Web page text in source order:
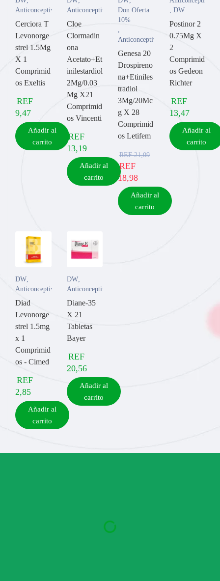
Anticonceptivos
Cerciora T
Levonorge
strel 1.5Mg
X 1
Comprimid
os Exeltis
REF
9,47
Añadir al
carrito
Anticonceptivos
Cloe
Clormadin
ona
Acetato+Et
inilestardiol
2Mg/0.03
Mg X21
Comprimid
os Vincenti
REF
13,19
Añadir al
carrito
Don Oferta
10%
Anticonceptivos
Genesa 20
Drospireno
na+Etiniles
tradiol
3Mg/20Mc
g X 28
Comprimid
os Letifem
REF21,09
REF
18,98
Añadir al
carrito
DW
Postinor 2
0.75Mg X
2
Comprimid
os Gedeon
Richter
REF
13,47
Añadir al
carrito
DW,
Anticonceptivos
Diad
Levonorge
strel 1.5mg
x 1
Comprimid
os - Cimed
REF
2,85
Añadir al
carrito
DW,
Anticonceptivos
Diane-35
X 21
Tabletas
Bayer
REF
20,56
Añadir al
carrito